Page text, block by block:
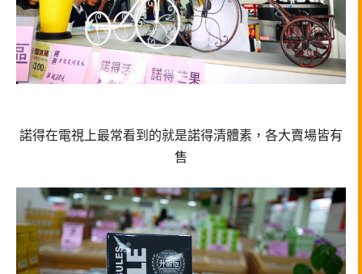
諾得在電視上最常看到的就是諾得清體素，各大賣場皆有
售